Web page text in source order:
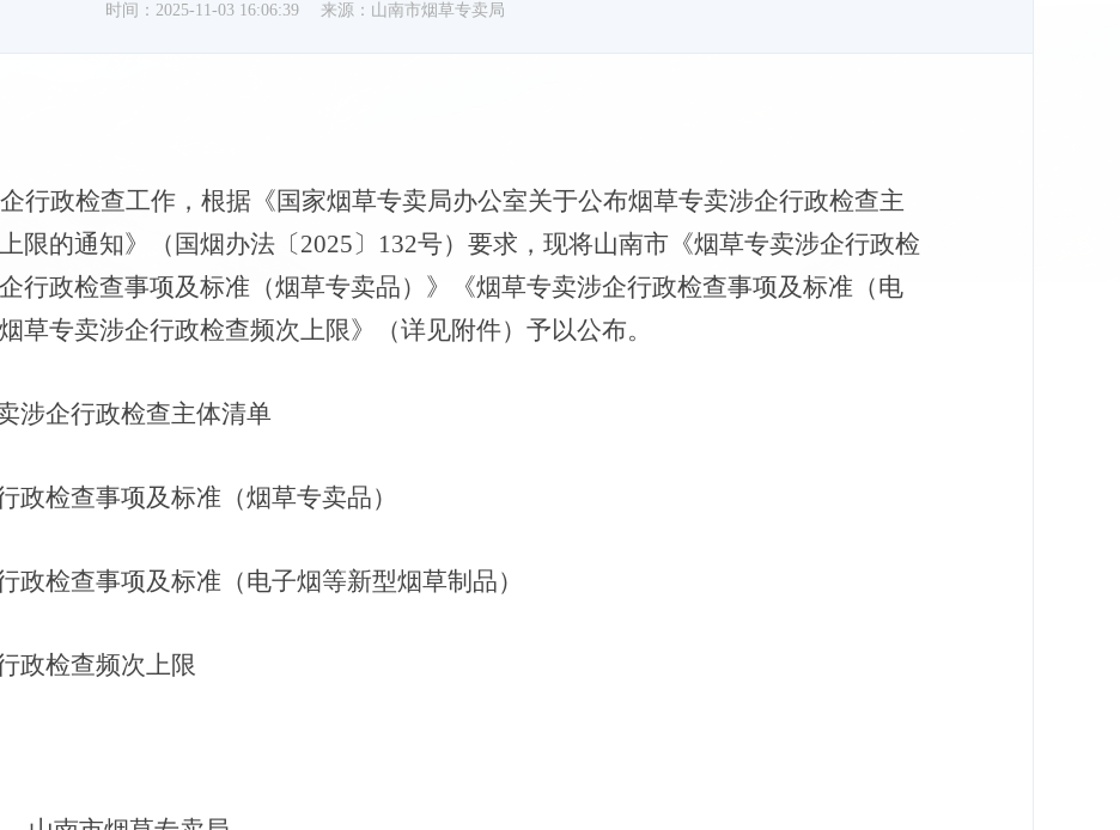
时间：2025-11-03 16:06:39 来源：山南市烟草专卖局
行政检查工作，根据《国家烟草专卖局办公室关于公布烟草专卖涉企行政检查主
限的通知》（国烟办法〔2025〕132号）要求，现将山南市 《烟草专卖涉企行政检
行政检查事项及标准（烟草专卖品）》《烟草专卖涉企行政检查事项及标准（电
草专卖涉企行政检查频次上限》（详见附件）予以公布。
涉企行政检查主体清单
政检查事项及标准（烟草专卖品）
政检查事项及标准（电子烟等新型烟草制品）
政检查频次上限